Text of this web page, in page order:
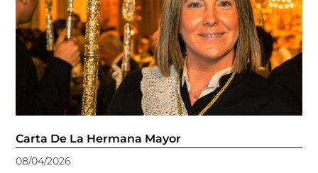
Carta De La Hermana Mayor
08/04/2026